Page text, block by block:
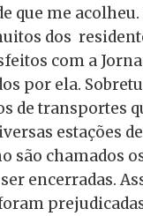
que me
dos
com a
por ela.
de transportes
estações
são chamados
encerradas.